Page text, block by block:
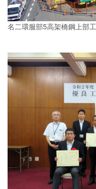
名二環服部5高架橋鋼上部